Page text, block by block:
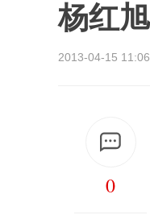
杨红
2013-04-15
0